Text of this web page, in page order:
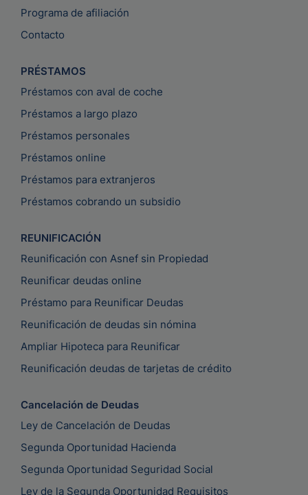
Programa de afiliación
Contacto
PRÉSTAMOS
Préstamos con aval de coche
Préstamos a largo plazo
Préstamos personales
Préstamos online
Préstamos para extranjeros
Préstamos cobrando un subsidio
REUNIFICACIÓN
Reunificación con Asnef sin Propiedad
Reunificar deudas online
Préstamo para Reunificar Deudas
Reunificación de deudas sin nómina
Ampliar Hipoteca para Reunificar
Reunificación deudas de tarjetas de crédito
Cancelación de Deudas
Ley de Cancelación de Deudas
Segunda Oportunidad Hacienda
Segunda Oportunidad Seguridad Social
Ley de la Segunda Oportunidad Requisitos